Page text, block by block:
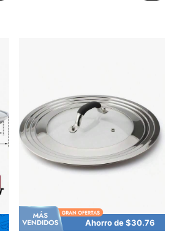
Ahorro de $30.76